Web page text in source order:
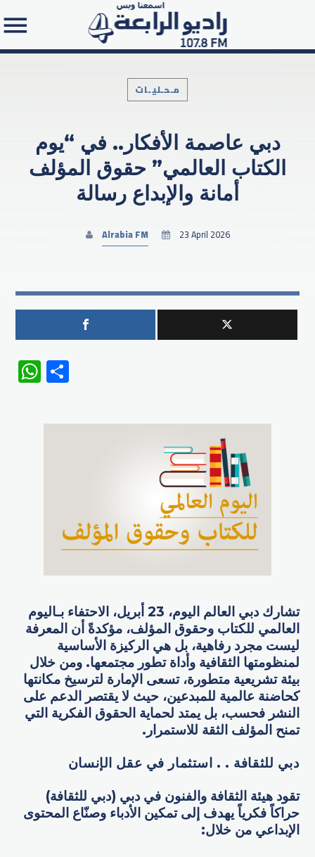
Search in the website:
مـحـليـات
دبي عاصمة الأفكار.. في “يوم
الكتاب العالمي” حقوق المؤلف
أمانة والإبداع رسالة
Alrabia FM 23 April 2026
WhatsApp
تشارك دبي العالم اليوم، 23 أبريل، الاحتفاء بـاليوم
العالمي للكتاب وحقوق المؤلف، مؤكدةً أن المعرفة
ليست مجرد رفاهية، بل هي الركيزة الأساسية
لمنظومتها الثقافية وأداة تطور مجتمعها. ومن خلال
بيئة تشريعية متطورة، تسعى الإمارة لترسيخ مكانتها
كحاضنة عالمية للمبدعين، حيث لا يقتصر الدعم على
النشر فحسب، بل يمتد لحماية الحقوق الفكرية التي
تمنح المؤلف الثقة للاستمرار.
دبي للثقافة . . استثمار في عقل الإنسان
تقود هيئة الثقافة والفنون في دبي (دبي للثقافة)
حراكاً فكرياً يهدف إلى تمكين الأدباء وصنّاع المحتوى
الإبداعي من خلال: